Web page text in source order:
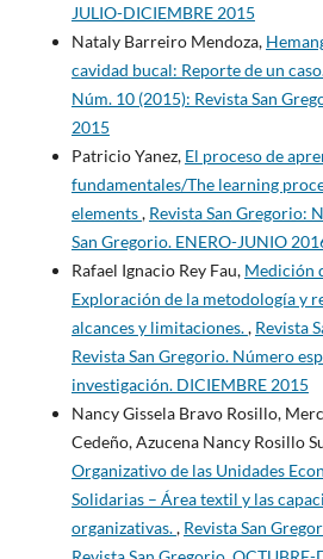
JULIO-DICIEMBRE 2015
Nataly Barreiro Mendoza,
cavidad bucal: Reporte de un
Núm. 10 (2015): Revista San
2015
Patricio Yanez, El proceso de
fundamentales/The learning
elements, Revista San Gregorio:
San Gregorio. ENERO-JUNIO
Rafael Ignacio Rey Fau, Medición
Exploración de la metodología y
alcances y limitaciones., Revista
Revista San Gregorio. Número
investigación. DICIEMBRE 2015
Nancy Gissela Bravo Rosillo,
Cedeño, Azucena Nancy Rosillo
Organizativo de las Unidades
Solidarias – Área textil y las
organizativas., Revista San